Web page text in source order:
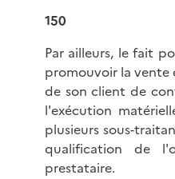
150
Par ailleurs, le fait
promouvoir la vente
de son client de
l'exécution
plusieurs sous-
qualification de
prestataire.